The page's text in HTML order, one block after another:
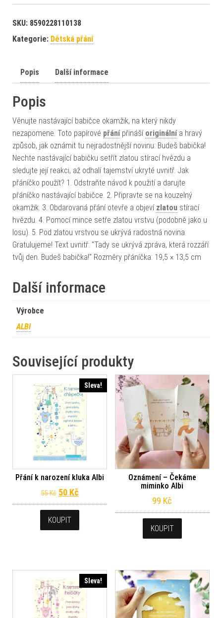
SKU: 8590228110138
Kategorie: Dětská přání
Popis Další informace
Popis
Věnujte nastávající babičce okamžik, na který nikdy
nezapomene. Toto papírové přánípřináší originálnía hravý
způsob, jak oznámit tu nejradostnější novinu: Budeš babička!
Nechte nastávající babičku setřít zlatou stírací hvězdu a
sledujte její reakci, až odhalí tajemství ukryté uvnitř. Jak
přáníčko použít? 1. Odstraňte návod k použití a darujte
přáníčko nastávající babičce. 2. Připravte se na kouzelný
okamžik. 3. Obdarovaná přání otevře a objeví zlatou stírací
hvězdu. 4. Pomocí mince setře zlatou vrstvu (podobně jako u
losu). 5. Pod zlatou vrstvou se ukrývá radostná novina.
Gratulujeme! Text uvnitř: "Tady se ukrývá zpráva, která rozzáří
tvůj den. Budeš babička!" Rozměry přáníčka: 19,5 × 13,5 cm
Další informace
Výrobce
ALBI
Související produkty
Sleva!
Přání k narození kluka Albi
55Kč Původní cena byla: 55 Kč.
50 KčAktuální cena je: 50 Kč.
KOUPIT
Oznámení – Čekáme
miminko Albi
99 Kč
KOUPIT
Sleva!